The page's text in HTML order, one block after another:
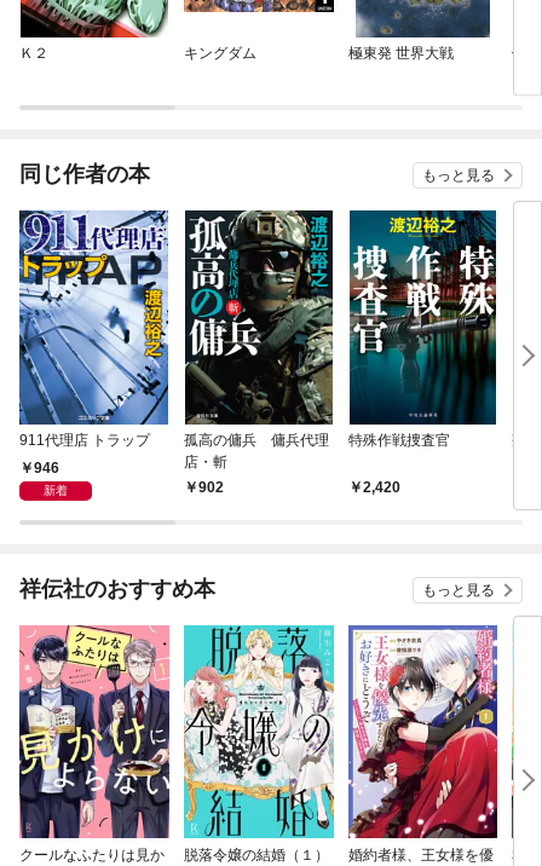
Ｋ２ キングダム 極東発 世界大戦 傭
同じ作者の本 もっと見る
911代理店 トラップ
946
新着
孤高の傭兵 傭兵代理
店・斬
902
特殊作戦捜査官
2,420
叛
祥伝社のおすすめ本 もっと見る
クールなふたりは見か 脱落令嬢の結婚（１） 婚約者様、王女様を優 私